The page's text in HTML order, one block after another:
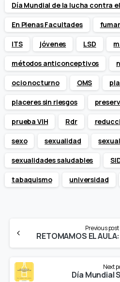
Día Mundial de la lucha contra
En Plenas Facultades fumar
ITS jóvenes LSD
métodos anticonceptivos
ocio nocturno OMS
placeres sin riesgos
prueba VIH Rdr
sexo sexualidad
sexualidades saludables
tabaquismo universidad
Reading
Previous post
Next
Día Mundial